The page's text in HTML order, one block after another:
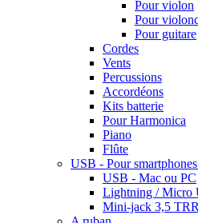
Pour violon
Pour
Pour guitare
Cordes
Vents
Percussions
Accordéons
Kits batterie
Pour Harmonica
Piano
Flûte
USB - Pour
USB - Mac ou PC
Lightning / Micro
Mini-jack 3,5